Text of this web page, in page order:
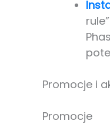
Promocje i
Promocje